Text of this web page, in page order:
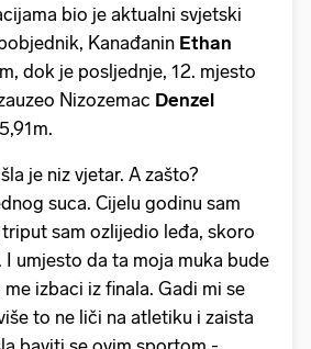
bio je aktualni svjetski
Kanađanin Ethan
dok je posljednje, 12. mjesto
Nizozemac Denzel
je niz vjetar. A zašto?
suca. Cijelu godinu sam
sam ozlijedio leđa, skoro
I umjesto da ta moja muka bude
izbaci iz finala. Gadi mi se
to ne liči na atletiku i zaista